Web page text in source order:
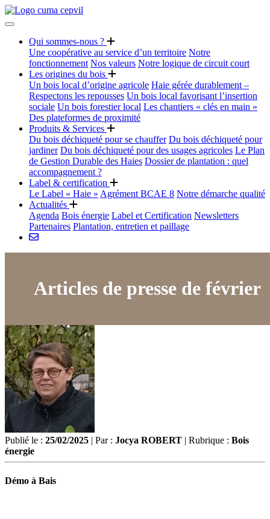
Qui sommes-nous ?
Une coopérative au service d’un territoire Notre
fonctionnement Nos valeurs Notre logique de circuit court
Les origines du bois
Un bois local d’origine agricole Haie gérée durablement –
Respectons les repousses Un bois local favorisant l’insertion
sociale Un bois forestier local Les chantiers « clés en main »
Des plateformes de proximité
Produits & Services
Du bois déchiqueté pour se chauffer Du bois déchiqueté pour
jardiner Du bois déchiqueté pour des usages agricoles Le Plan
de Gestion Durable des Haies Dossier de plantation : quel
accompagnement ?
Label & certification
Le Label « Haie » Agrément BCAE 8 Notre démarche qualité
Actualités
Agenda Bois énergie Label et Certification Newsletters
Partenaires Plantation, entretien et paillage
Articles de presse de février
Publié le : 25/02/2025 | Par : Jocya ROBERT | Rubrique : Bois
énergie
Démo à Bais